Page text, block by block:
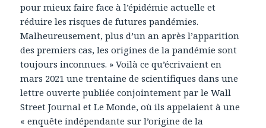
pour mieux faire face à l’épidémie actuelle et
réduire les risques de futures pandémies.
Malheureusement, plus d’un an après l’apparition
des premiers cas, les origines de la pandémie sont
toujours inconnues. » Voilà ce qu’écrivaient en
mars 2021 une trentaine de scientifiques dans une
lettre ouverte publiée conjointement par le Wall
Street Journal et Le Monde, où ils appelaient à une
« enquête indépendante sur l’origine de la